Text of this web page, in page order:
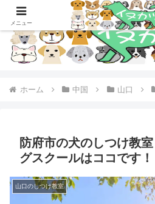
ホーム 中国 山口
防府市の犬のしつけ教
グスクールはココです！
山口のしつけ教室
メニュー